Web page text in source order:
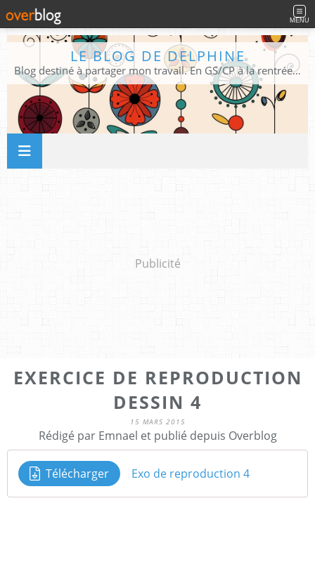
MENU
LE BLOG DE DELPHINE
Blog destiné à partager mon travail. En GS/CP à la rentrée 2026/2027 !
Publicité
EXERCICE DE REPRODUCTION
DESSIN 4
15 MARS 2015
Rédigé par Emnael et publié depuis Overblog
Télécharger Exo de reproduction 4